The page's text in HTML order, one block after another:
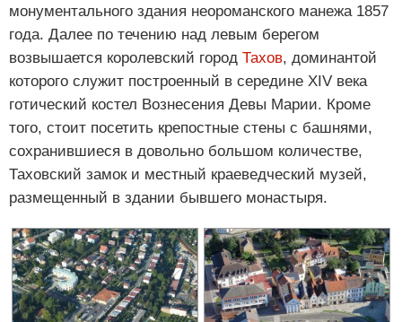
монументального здания неороманского манежа 1857
года. Далее по течению над левым берегом
возвышается королевский город Тахов, доминантой
которого служит построенный в середине XIV века
готический костел Вознесения Девы Марии. Кроме
того, стоит посетить крепостные стены с башнями,
сохранившиеся в довольно большом количестве,
Таховский замок и местный краеведческий музей,
размещенный в здании бывшего монастыря.